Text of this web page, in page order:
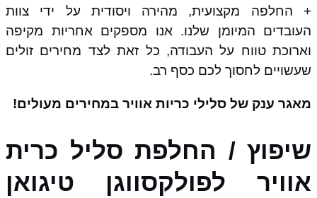
+ החלפה מקצועית, מהירה ויסודית על ידי צוות
העובדים המיומן שלנו. אנו מספקים אחריות מקיפה
וארוכת טווח על העבודה, כל זאת לצד מחירים זולים
שעשויים לחסוך לכם כסף רב.
מאגר ענק של סלילי כריות אוויר במחירים מעולים!
שיפוץ / החלפת סליל כרית
אוויר לפולקסווגן טיגואן